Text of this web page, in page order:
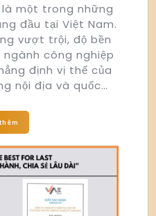
là một trong những
đầu tại Việt Nam.
vượt trội, độ bền
công nghiệp
định vị thế của
nội địa và quốc…